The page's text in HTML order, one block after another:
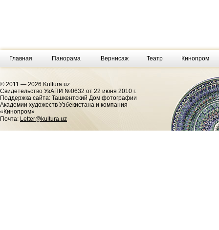
Главная Панорама Вернисаж Театр Кинопром
© 2011 — 2026 Kultura.uz.
Cвидетельство УзАПИ №0632 от 22 июня 2010 г.
Поддержка сайта: Ташкентский Дом фотографии
Академии художеств Узбекистана и компания
«Кинопром»
Почта: Letter@kultura.uz